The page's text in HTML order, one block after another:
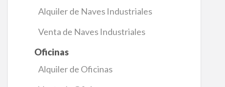
Alquiler de Naves Industriales
Venta de Naves Industriales
Oficinas
Alquiler de Oficinas